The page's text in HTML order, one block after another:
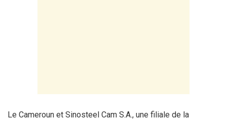
Le Cameroun et Sinosteel Cam S.A., une filiale de la